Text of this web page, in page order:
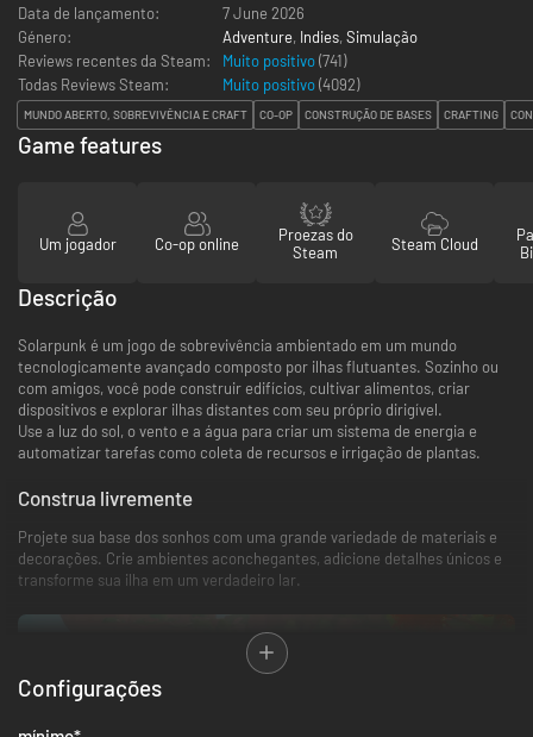
Data de lançamento:
7 June 2026
Género:
Adventure, Indies, Simulação
Reviews recentes da Steam:
Muito positivo(741)
Todas Reviews Steam:
Muito positivo(4092)
MUNDO ABERTO, SOBREVIVÊNCIA E CRAFT CO-OP CONSTRUÇÃO DE BASES CRAFTING
Game features
Um jogador Co-op online
Proezas do
Steam
Steam Cloud
Descrição
Solarpunk é um jogo de sobrevivência ambientado em um mundo
tecnologicamente avançado composto por ilhas flutuantes. Sozinho ou
com amigos, você pode construir edifícios, cultivar alimentos, criar
dispositivos e explorar ilhas distantes com seu próprio dirigível.
Use a luz do sol, o vento e a água para criar um sistema de energia e
automatizar tarefas como coleta de recursos e irrigação de plantas.
Construa livremente
Projete sua base dos sonhos com uma grande variedade de materiais e
decorações. Crie ambientes aconchegantes, adicione detalhes únicos e
transforme sua ilha em um verdadeiro lar.
Configurações